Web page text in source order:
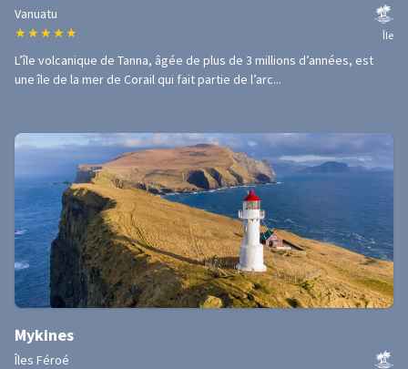
Vanuatu
★ ★ ★ ★ ★ Île
L’île volcanique de Tanna, âgée de plus de 3 millions d’années, est
une île de la mer de Corail qui fait partie de l’arc...
Mykines
Îles Féroé